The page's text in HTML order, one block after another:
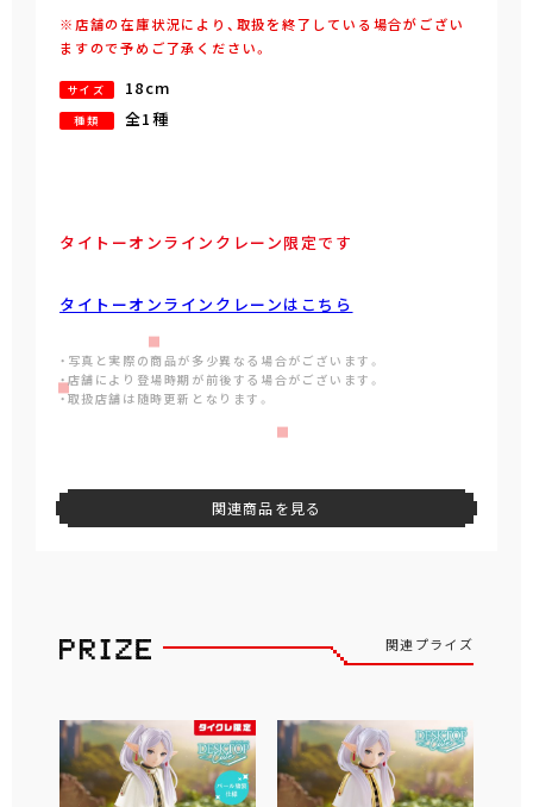
※店舗の在庫状況により、取扱を終了している場合がござい
ますので予めご了承ください。
サイズ 18cm
種類 全1種
タイトーオンラインクレーン限定です
タイトーオンラインクレーンはこちら
・写真と実際の商品が多少異なる場合がございます。
・店舗により登場時期が前後する場合がございます。
・取扱店舗は随時更新となります。
関連商品を見る
関連プライズ